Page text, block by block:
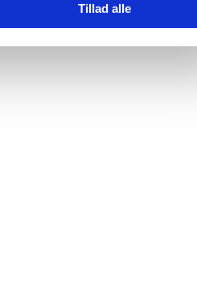
Tillad alle